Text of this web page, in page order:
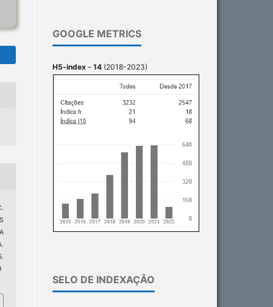
GOOGLE METRICS
H5-index – 14 (2018-2023)
SELO DE INDEXAÇÃO